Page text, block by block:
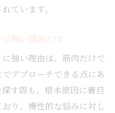
ています。
強い理由とは
強い理由は、筋肉だけで
アプローチできる点にあ
す際も、根本原因に着目
り、慢性的な悩みに対し